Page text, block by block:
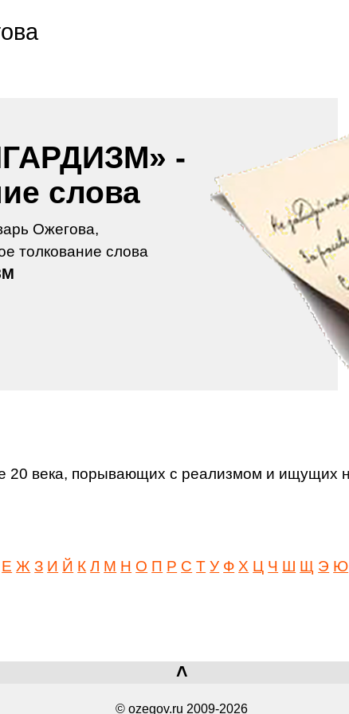
-
слова
Ожегова,
толкование слова
20 века, порывающих с реализмом и
Е Ж З И Й К Л М Н О П Р С Т У Ф Х Ц Ч Ш Щ Э Ю
˄
© ozegov.ru 2009-2026